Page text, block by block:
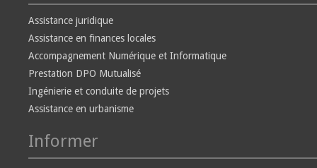
Assistance juridique
Assistance en finances locales
Accompagnement Numérique et Informatique
Prestation DPO Mutualisé
Ingénierie et conduite de projets
Assistance en urbanisme
Informer